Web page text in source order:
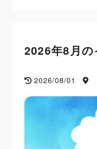
2026年8月
2026/08/01